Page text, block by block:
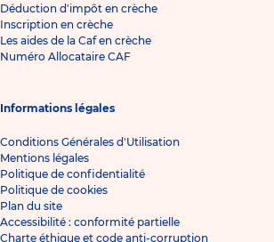
Déduction d'impôt en crèche
Inscription en crèche
Les aides de la Caf en crèche
Numéro Allocataire CAF
Informations légales
Conditions Générales d'Utilisation
Mentions légales
Politique de confidentialité
Politique de cookies
Plan du site
Accessibilité : conformité partielle
Charte éthique et code anti-corruption